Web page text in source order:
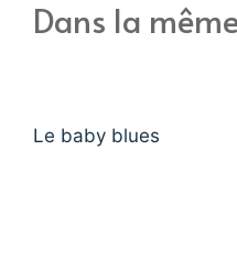
Dans la
Le baby blues